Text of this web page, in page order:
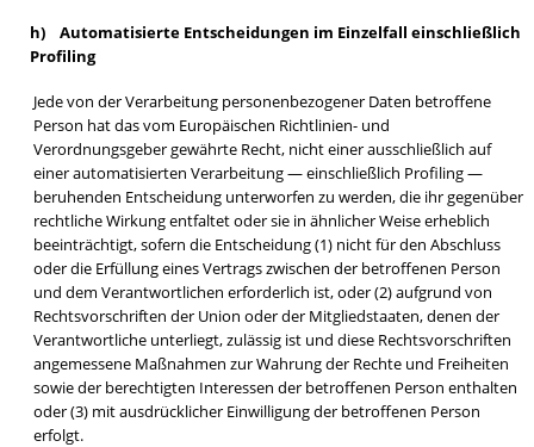
h) Automatisierte Entscheidungen im Einzelfall einschließlich
Profiling
Jede von der Verarbeitung personenbezogener Daten betroffene
Person hat das vom Europäischen Richtlinien- und
Verordnungsgeber gewährte Recht, nicht einer ausschließlich auf
einer automatisierten Verarbeitung — einschließlich Profiling —
beruhenden Entscheidung unterworfen zu werden, die ihr gegenüber
rechtliche Wirkung entfaltet oder sie in ähnlicher Weise erheblich
beeinträchtigt, sofern die Entscheidung (1) nicht für den Abschluss
oder die Erfüllung eines Vertrags zwischen der betroffenen Person
und dem Verantwortlichen erforderlich ist, oder (2) aufgrund von
Rechtsvorschriften der Union oder der Mitgliedstaaten, denen der
Verantwortliche unterliegt, zulässig ist und diese Rechtsvorschriften
angemessene Maßnahmen zur Wahrung der Rechte und Freiheiten
sowie der berechtigten Interessen der betroffenen Person enthalten
oder (3) mit ausdrücklicher Einwilligung der betroffenen Person
erfolgt.